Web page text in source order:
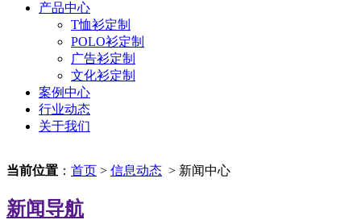
产品中心
T恤衫定制
POLO衫定制
广告衫定制
文化衫定制
案例中心
行业动态
关于我们
当前位置 ： 首页 > 信息动态 > 新闻中心
新闻导航